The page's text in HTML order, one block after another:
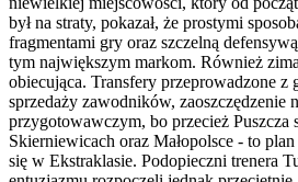
był na straty, pokazał, że prostymi
fragmentami gry oraz szczelną
tym największym markom. Również
obiecująca. Transfery przeprowadzone z
sprzedaży zawodników, zaoszczędzenie
przygotowawczym, bo przecież Puszcza
Skierniewicach oraz Małopolsce - to
się w Ekstraklasie. Podopieczni trenera